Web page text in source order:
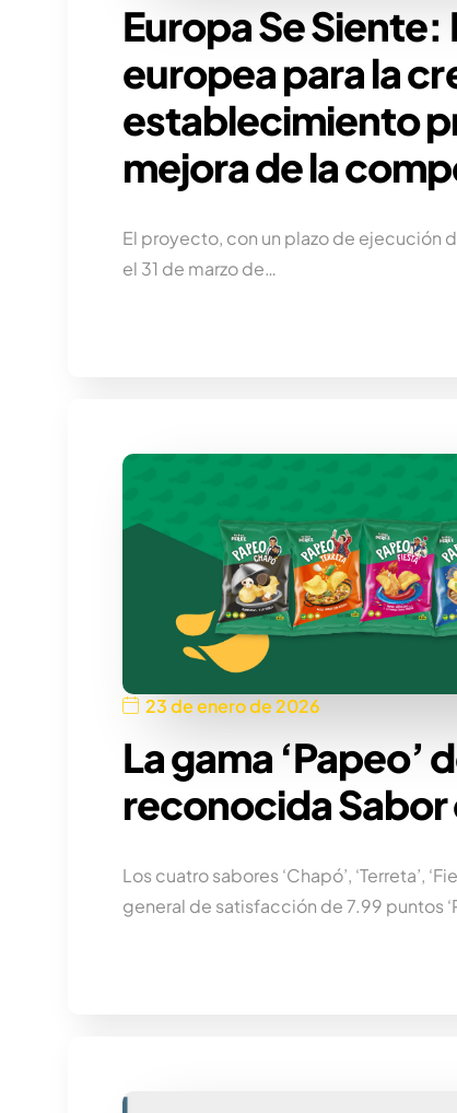
Europa Se
europea para la
establecimiento
mejora de la
El proyecto, con un plazo de ejecución
el 31 de marzo de…
23 de enero de 2026
La gama ‘Papeo’
reconocida Sabor
Los cuatro sabores ‘Chapó’, ‘Terreta’,
general de satisfacción de 7.99 puntos